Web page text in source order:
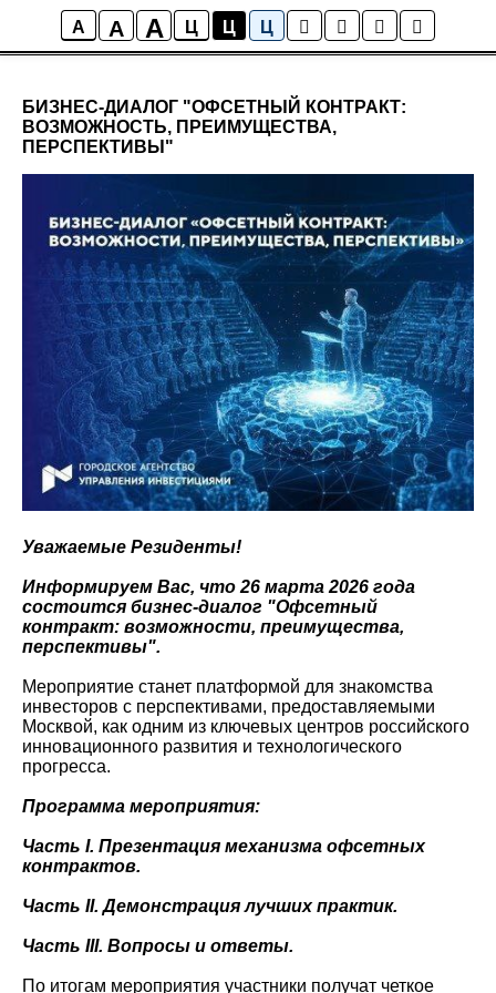
A A A Ц Ц Ц
display: flex; justify-content: center
Новости технопарка
БИЗНЕС-ДИАЛОГ "ОФСЕТНЫЙ КОНТРАКТ:
ВОЗМОЖНОСТЬ, ПРЕИМУЩЕСТВА,
ПЕРСПЕКТИВЫ"
Уважаемые Резиденты!
Информируем Вас, что 26 марта 2026 года
состоится бизнес-диалог "Офсетный
контракт: возможности, преимущества,
перспективы".
Мероприятие станет платформой для знакомства
инвесторов с перспективами, предоставляемыми
Москвой, как одним из ключевых центров российского
инновационного развития и технологического
прогресса.
Программа мероприятия:
Часть I. Презентация механизма офсетных
контрактов.
Часть II. Демонстрация лучших практик.
Часть III. Вопросы и ответы.
По итогам мероприятия участники получат четкое